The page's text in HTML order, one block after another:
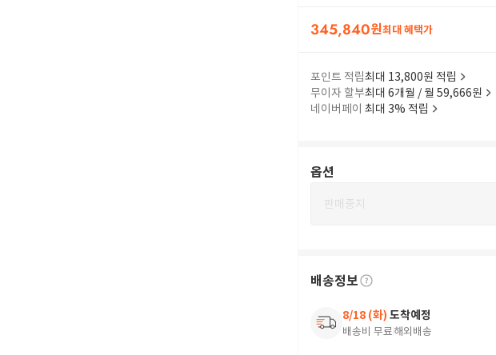
345,840원최대 혜택가
포인트 적립최대 13,800원 적립
무이자 할부최대 6개월 / 월 59,666원
네이버페이 최대 3% 적립
옵션
판매중지
배송정보
8/18 (화) 도착예정
배송비 무료해외배송